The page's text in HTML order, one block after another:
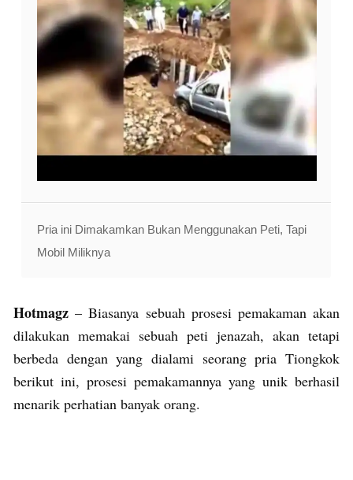
Pria ini Dimakamkan Bukan Menggunakan Peti, Tapi
Mobil Miliknya
Hotmagz – Biasanya sebuah prosesi pemakaman akan
dilakukan memakai sebuah peti jenazah, akan tetapi
berbeda dengan yang dialami seorang pria Tiongkok
berikut ini, prosesi pemakamannya yang unik berhasil
menarik perhatian banyak orang.